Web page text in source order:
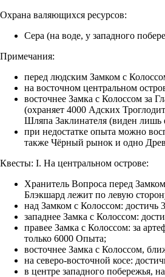
Охрана валяющихся ресурсов:
Сера (на воде, у западного
Примечания:
перед людским Замком с
на восточном центральном
восточнее Замка с Колоссом за
(охраняет 4000 Адских
Шляпа Заклинателя (виден лишь
при недостатке опыта можно
также Чёрный рынок и одно
Квесты: I. На центральном острове:
Хранитель Вопроса перед
Блэкшард лежит по левую
над Замком с Колоссом: достичь
западнее Замка с Колоссом:
правее Замка с Колоссом: за
только 6000 Опыта;
восточнее Замка с Колоссом,
на северо-восточной косе:
в центре западного побережья,